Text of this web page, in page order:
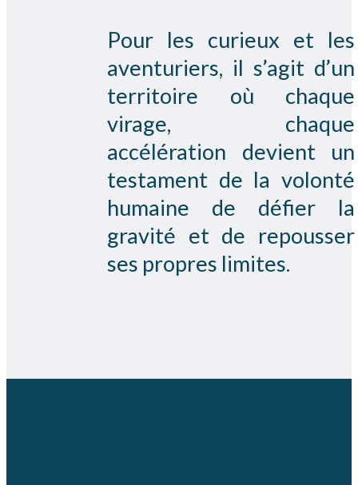
Pour les curieux et les
aventuriers, il s’agit d’un
territoire où chaque
virage, chaque
accélération devient un
testament de la volonté
humaine de défier la
gravité et de repousser
ses propres limites.